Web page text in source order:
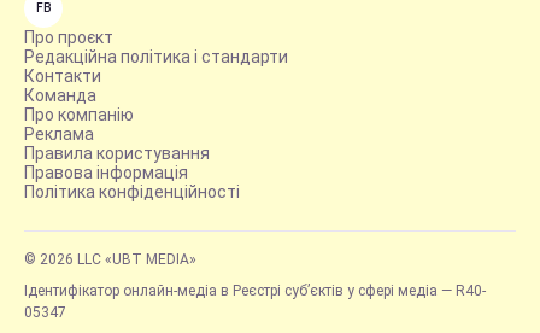
FB
Про проєкт
Редакційна політика і стандарти
Контакти
Команда
Про компанію
Реклама
Правила користування
Правова інформація
Політика конфіденційності
© 2026 LLC «UBT MEDIA»
Ідентифікатор онлайн-медіа в Реєстрі суб’єктів у сфері медіа — R40-
05347